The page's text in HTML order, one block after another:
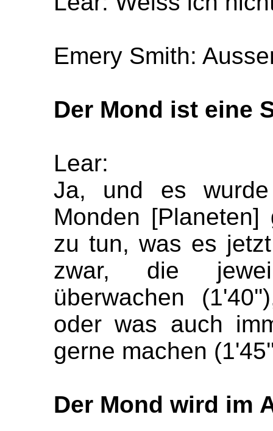
Emery Smith:
Der Mond ist eine
Lear:
Ja, und es
Monden
zu tun, was es
zwar, die
überwachen
oder was auch
gerne machen
Der Mond wird im